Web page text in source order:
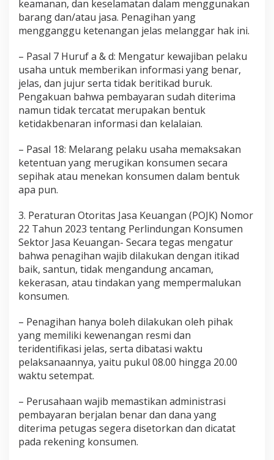
keamanan, dan keselamatan dalam menggunakan
barang dan/atau jasa. Penagihan yang
mengganggu ketenangan jelas melanggar hak ini.
– Pasal 7 Huruf a & d: Mengatur kewajiban pelaku
usaha untuk memberikan informasi yang benar,
jelas, dan jujur serta tidak beritikad buruk.
Pengakuan bahwa pembayaran sudah diterima
namun tidak tercatat merupakan bentuk
ketidakbenaran informasi dan kelalaian.
– Pasal 18: Melarang pelaku usaha memaksakan
ketentuan yang merugikan konsumen secara
sepihak atau menekan konsumen dalam bentuk
apa pun.
3. Peraturan Otoritas Jasa Keuangan (POJK) Nomor
22 Tahun 2023 tentang Perlindungan Konsumen
Sektor Jasa Keuangan- Secara tegas mengatur
bahwa penagihan wajib dilakukan dengan itikad
baik, santun, tidak mengandung ancaman,
kekerasan, atau tindakan yang mempermalukan
konsumen.
– Penagihan hanya boleh dilakukan oleh pihak
yang memiliki kewenangan resmi dan
teridentifikasi jelas, serta dibatasi waktu
pelaksanaannya, yaitu pukul 08.00 hingga 20.00
waktu setempat.
– Perusahaan wajib memastikan administrasi
pembayaran berjalan benar dan dana yang
diterima petugas segera disetorkan dan dicatat
pada rekening konsumen.